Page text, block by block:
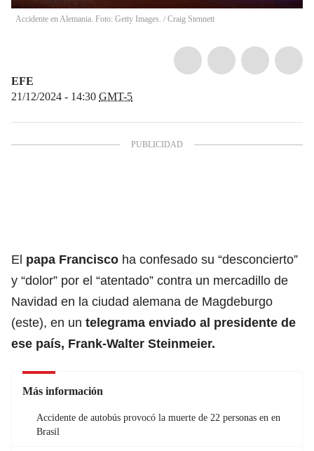
Accidente en Alemania. Foto: Getty Images. / Craig Stennett
EFE
21/12/2024 - 14:30 GMT-5
El papa Francisco ha confesado su “desconcierto”
y “dolor” por el “atentado” contra un mercadillo de
Navidad en la ciudad alemana de Magdeburgo
(este), en un telegrama enviado al presidente de
ese país, Frank-Walter Steinmeier.
Más información
Accidente de autobús provocó la muerte de 22 personas en en
Brasil